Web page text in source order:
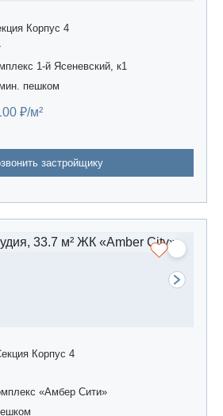
Корпус 4
1-й Ясеневский, к1
пешком
₽/м²
застройщику
Корпус 4
«Амбер Сити»